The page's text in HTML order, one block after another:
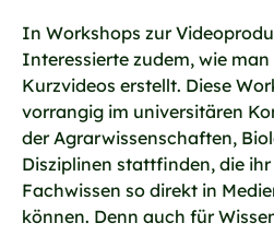
In Workshops zur
Interessierte zudem, wie
Kurzvideos erstellt. Diese
vorrangig im universitären
der Agrarwissenschaften,
Disziplinen stattfinden, die
Fachwissen so direkt in
können. Denn auch für